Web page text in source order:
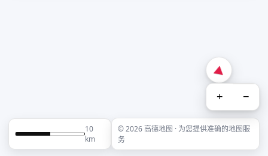
+ −
10
km
© 2026 高德地图 · 为您提供准确的地图服
务